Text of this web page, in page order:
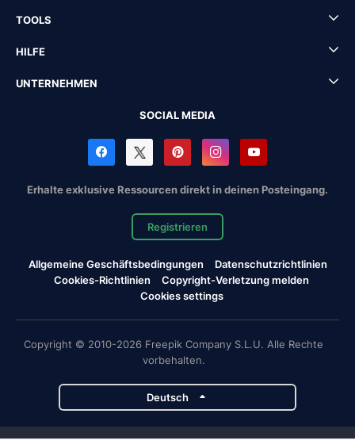
TOOLS
HILFE
UNTERNEHMEN
SOCIAL MEDIA
Erhalte exklusive Ressourcen direkt in deinen Posteingang.
Registrieren
Allgemeine Geschäftsbedingungen
Datenschutzrichtlinien
Cookies-Richtlinien
Copyright-Verletzung melden
Cookies settings
Copyright © 2010-2026 Freepik Company S.L.U. Alle Rechte
vorbehalten.
Deutsch